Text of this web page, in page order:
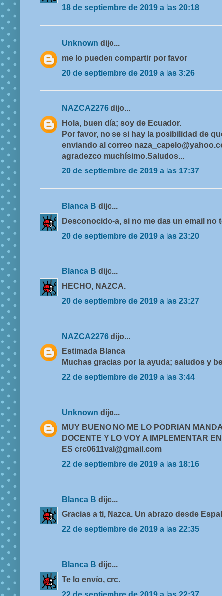
18 de septiembre de 2019 a las 20:18
Unknown dijo...
me lo pueden compartir por favor
20 de septiembre de 2019 a las 3:26
NAZCA2276 dijo...
Hola, buen día; soy de Ecuador.
Por favor, no se si hay la posibilidad de
enviando al correo
agradezco muchísimo.Saludos...
20 de septiembre de 2019 a las 17:37
Blanca B dijo...
Desconocido-a, si no me das un email no
20 de septiembre de 2019 a las 23:20
Blanca B dijo...
HECHO, NAZCA.
20 de septiembre de 2019 a las 23:27
NAZCA2276 dijo...
Estimada Blanca
Muchas gracias por la ayuda; saludos y
22 de septiembre de 2019 a las 3:44
Unknown dijo...
MUY BUENO NO ME LO PODRIAN
DOCENTE Y LO VOY A IMPLEMENTAR
ES crc0611val@gmail.com
22 de septiembre de 2019 a las 18:16
Blanca B dijo...
Gracias a ti, Nazca. Un abrazo desde
22 de septiembre de 2019 a las 22:35
Blanca B dijo...
Te lo envío, crc.